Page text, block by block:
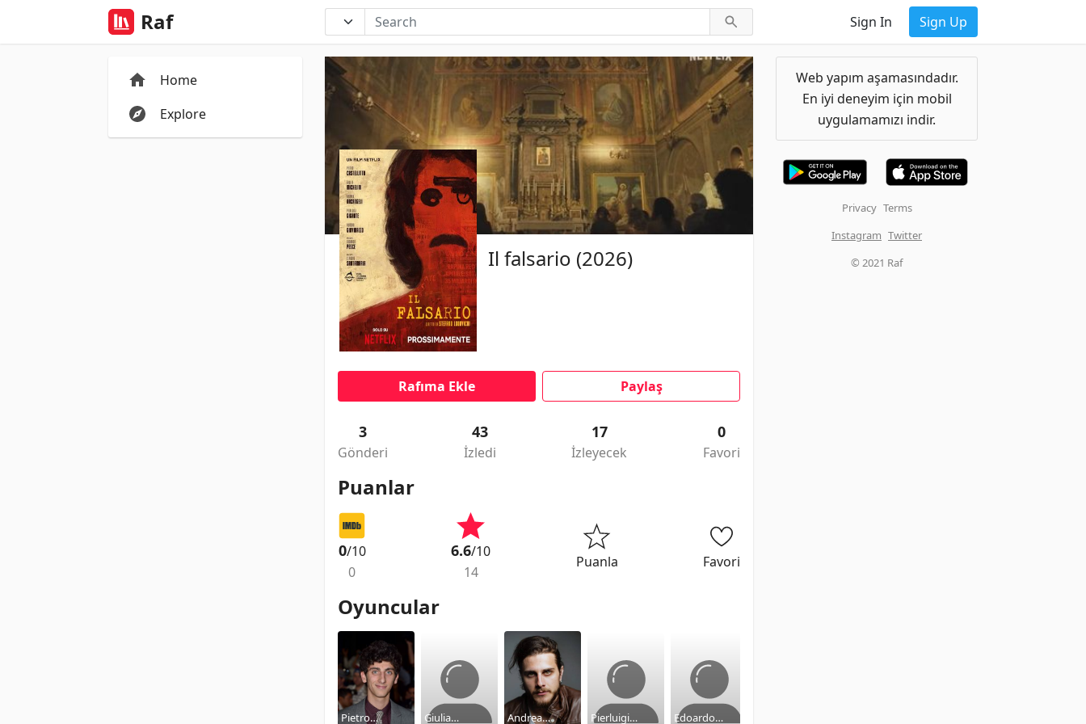
Raf Sign In Sign Up
Home
Explore
Il falsario (2026)
Rafıma Ekle Paylaş
3
Gönderi
43
İzledi
17
İzleyecek
0
Favori
Puanlar
0/10
0
6.6/10
14
Puanla Favori
Oyuncular
Pietro Giulia Andrea Pierluigi Edoardo
Web yapım aşamasındadır.
En iyi deneyim için mobil
uygulamamızı indir.
Privacy Terms
Instagram Twitter
© 2021 Raf